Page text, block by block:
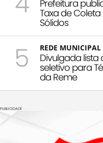
Prefeitura
Taxa de
Sólidos
5 REDE
Divulgada lista
seletivo para
da Reme
PUBLICIDADE